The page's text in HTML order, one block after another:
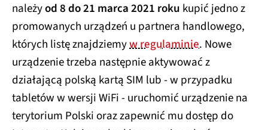
należyod 8 do 21 marca 2021 roku kupić jedno z
promowanych urządzeń u partnera handlowego,
których listę znajdziemyw regulaminie. Nowe
urządzenie trzeba następnie aktywować z
działającą polską kartą SIM lub - w przypadku
tabletów w wersji WiFi - uruchomić urządzenie na
terytorium Polski oraz zapewnić mu dostęp do